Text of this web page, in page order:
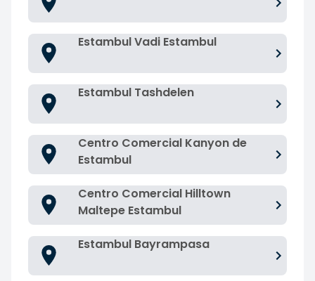
Estambul Vadi Estambul
Estambul Tashdelen
Centro Comercial Kanyon de
Estambul
Centro Comercial Hilltown
Maltepe Estambul
Estambul Bayrampasa